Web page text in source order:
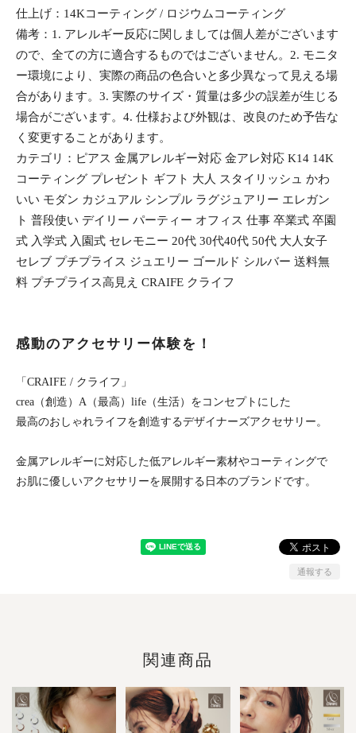
仕上げ：14Kコーティング / ロジウムコーティング
備考：1. アレルギー反応に関しましては個人差がございます
ので、全ての方に適合するものではございません。2. モニタ
ー環境により、実際の商品の色合いと多少異なって見える場
合があります。3. 実際のサイズ・質量は多少の誤差が生じる
場合がございます。4. 仕様および外観は、改良のため予告な
く変更することがあります。
カテゴリ：ピアス 金属アレルギー対応 金アレ対応 K14 14K
コーティング プレゼント ギフト 大人 スタイリッシュ かわ
いい モダン カジュアル シンプル ラグジュアリー エレガン
ト 普段使い デイリー パーティー オフィス 仕事 卒業式 卒園
式 入学式 入園式 セレモニー 20代 30代40代 50代 大人女子
セレブ プチプライス ジュエリー ゴールド シルバー 送料無
料 プチプライス高見え CRAIFE クライフ
感動のアクセサリー体験を！
「CRAIFE / クライフ」
crea（創造）A（最高）life（生活）をコンセプトにした
最高のおしゃれライフを創造するデザイナーズアクセサリー。
金属アレルギーに対応した低アレルギー素材やコーティングで
お肌に優しいアクセサリーを展開する日本のブランドです。
通報する
関連商品